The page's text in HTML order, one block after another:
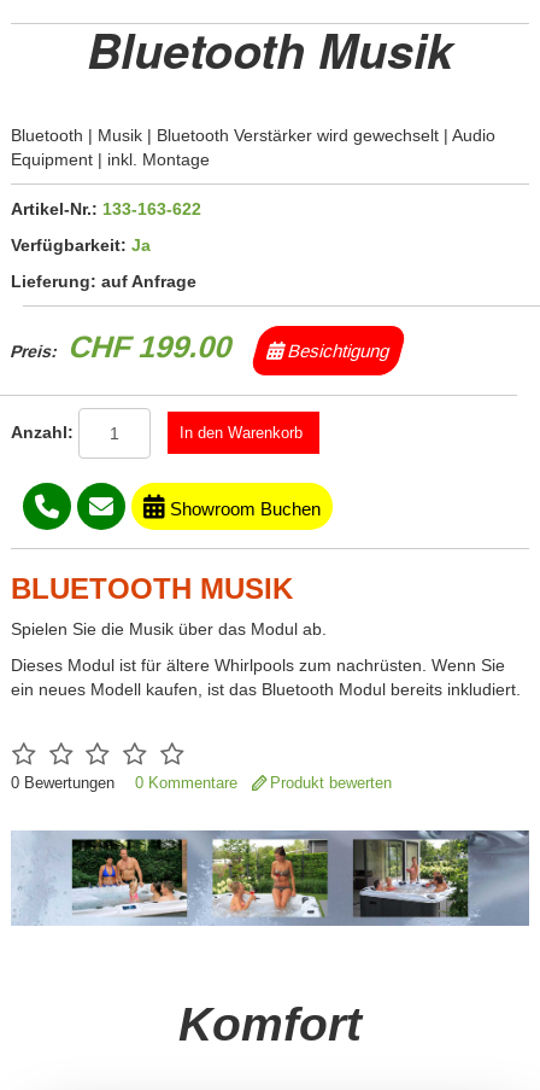
Bluetooth Musik
Bluetooth | Musik | Bluetooth Verstärker wird gewechselt | Audio
Equipment | inkl. Montage
Artikel-Nr.: 133-163-622
Verfügbarkeit: Ja
Lieferung: auf Anfrage
Preis: CHF 199.00 Besichtigung
Anzahl:
Showroom Buchen
BLUETOOTH MUSIK
Spielen Sie die Musik über das Modul ab.
Dieses Modul ist für ältere Whirlpools zum nachrüsten. Wenn Sie
ein neues Modell kaufen, ist das Bluetooth Modul bereits inkludiert.
0Bewertungen 0 Kommentare Produkt bewerten
Komfort